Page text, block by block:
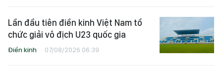
Lần đầu tiên điền kinh Việt Nam tổ
chức giải vô địch U23 quốc gia
Điền kinh 07/08/2026 06:39